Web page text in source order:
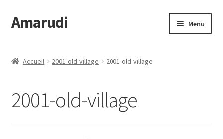
Aller
à
navigation
Aller
au
Amarudi Menu
Ateliers en ligne
Accueil 2001-old-village 2001-old-village
2001-old-village